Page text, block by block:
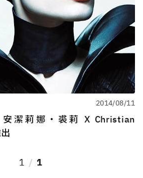
2014/08/11
安潔莉娜‧裘莉 X Christian
1 1